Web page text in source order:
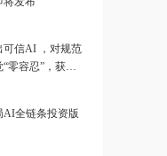
可信AI ，对规范
零容忍”，获千
AI全链条投资版